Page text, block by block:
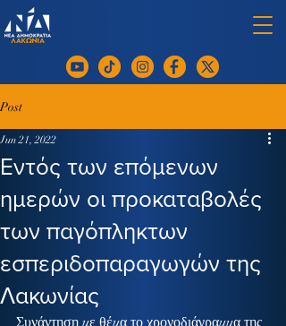
Post
Εντός των επόμενων
ημερών οι προκαταβολές
των παγόπληκτων
εσπεριδοπαραγωγών της
Λακωνίας
Jun 21, 2022
Συνάντηση με θέμα το χρονοδιάγραμμα της